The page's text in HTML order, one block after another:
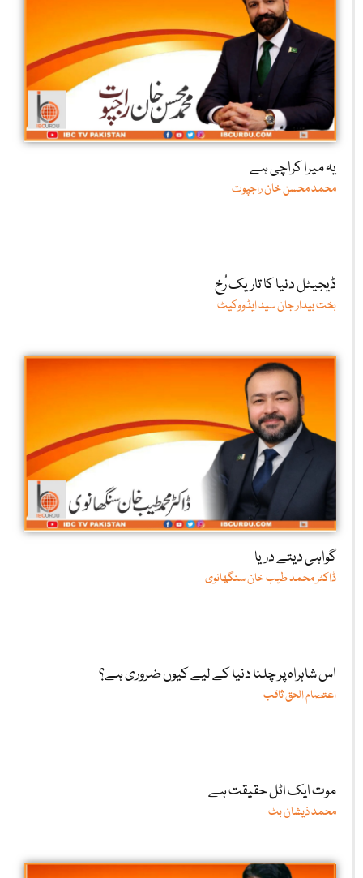
یہ میرا کراچی ہے
محمد محسن خان راجپوت
ڈیجیٹل دنیا کا تاریک رُخ
بخت بیدار جان سید ایڈووکیٹ
گواہی دیتے دریا
ڈاکٹر محمد طیب خان سنگھانوی
اس شاہراہ پر چلنا دنیا کے لیے کیوں ضروری ہے؟
اعتصام الحق ثاقب
موت ایک اٹل حقیقت ہے
محمد ذیشان بٹ